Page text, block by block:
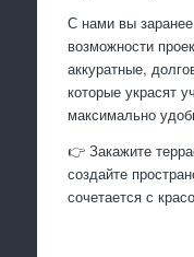
С нами вы
возможности
аккуратные,
которые украсят
максимально
👉 Закажите
создайте
сочетается с